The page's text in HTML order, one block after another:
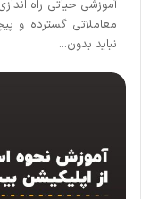
آموزشی حیاتی راه
معاملاتی گسترده و
نباید بدون...